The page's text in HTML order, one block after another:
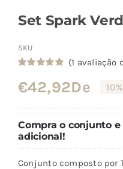
Set Spark
SKU
com5.00 em
5 com base
classificação
de cliente
(1 avaliação
De
€42,92
Compra o conjunto
adicional!
Conjunto composto por